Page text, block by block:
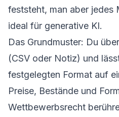
feststeht, man aber jedes
ideal für generative KI.
Das Grundmuster: Du
(CSV oder Notiz) und
festgelegten Format auf
Preise, Bestände und
Wettbewerbsrecht